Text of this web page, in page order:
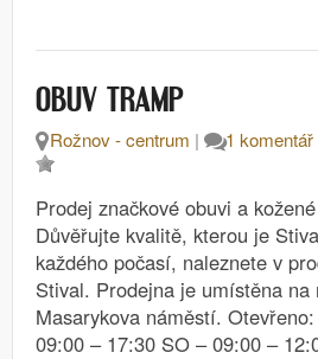
OBUV TRAMP
Rožnov - centrum | 1 komentář
Prodej značkové obuvi a
Důvěřujte kvalitě, kterou je
každého počasí, naleznete v
Stival. Prodejna je umístěna na
Masarykova náměstí.
09:00 – 17:30 SO – 09:00 –